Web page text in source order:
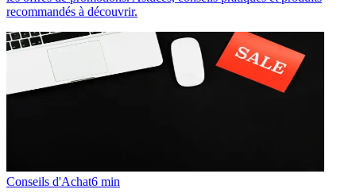
recommandés à découvrir.
Conseils d'Achat6 min